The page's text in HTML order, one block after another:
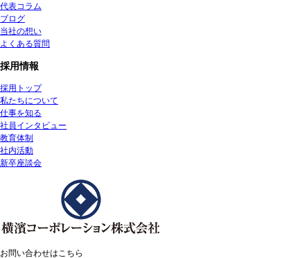
代表コラム
ブログ
当社の想い
よくある質問
採用情報
採用トップ
私たちについて
仕事を知る
社員インタビュー
教育体制
社内活動
新卒座談会
お問い合わせはこちら